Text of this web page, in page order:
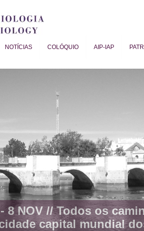
NOTÍCIAS COLÓQUIO AIP-IAP
8 NOV //Todos os
capital mundial